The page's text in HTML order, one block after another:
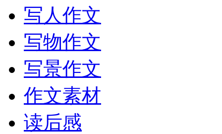
写人作文
写物作文
写景作文
作文素材
读后感